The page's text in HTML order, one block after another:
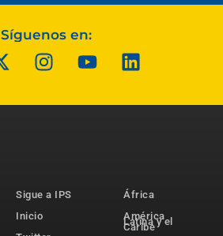
Síguenos en:
Sigue a IPS
Inicio
África
América
Latina y el
Caribe